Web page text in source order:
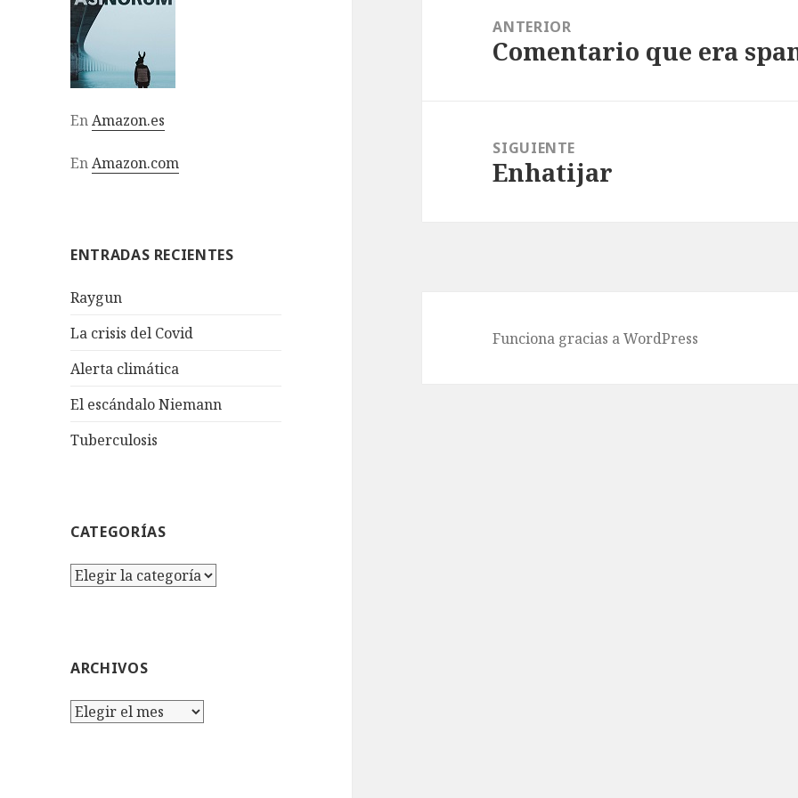
EnAmazon.es
EnAmazon.com
ENTRADAS RECIENTES
Raygun
La crisis del Covid
Alerta climática
El escándalo Niemann
Tuberculosis
CATEGORÍAS
Categorías
ARCHIVOS
Archivos
entradas
ANTERIOR
Entrada
Comentario que era
SIGUIENTE
Entrada
Enhatijar
Funciona gracias a WordPress